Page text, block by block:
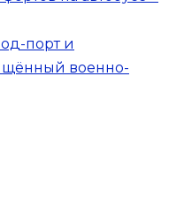
порт и
военно-